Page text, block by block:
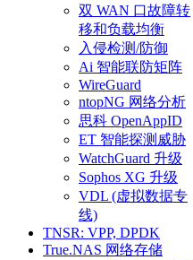
双 WAN 口故障转
移和负载均衡
入侵检测/防御
Ai 智能联防矩阵
WireGuard
ntopNG 网络分析
思科 OpenAppID
ET 智能探测威胁
WatchGuard 升级
Sophos XG 升级
VDL (虚拟数据专
线)
TNSR: VPP, DPDK
True.NAS 网络存储